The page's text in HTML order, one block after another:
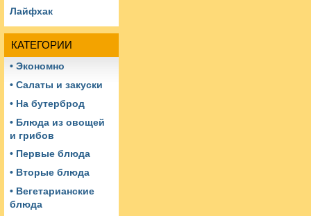
Лайфхак
КАТЕГОРИИ
• Экономно
• Салаты и закуски
• На бутерброд
• Блюда из овощей
и грибов
• Первые блюда
• Вторые блюда
• Вегетарианские
блюда